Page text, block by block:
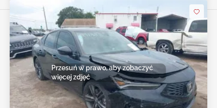
Przesuń w prawo, aby zobaczyć
więcej zdjęć